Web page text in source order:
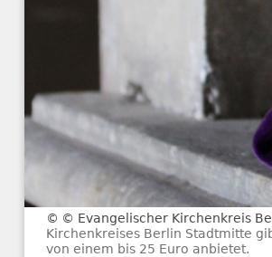
© Evangelischer Kirchenkreis
Kirchenkreises Berlin Stadtmitte
von einem bis 25 Euro anbietet.